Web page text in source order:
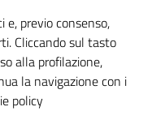
e, previo consenso,
Cliccando sul tasto
alla profilazione,
la navigazione con i
policy